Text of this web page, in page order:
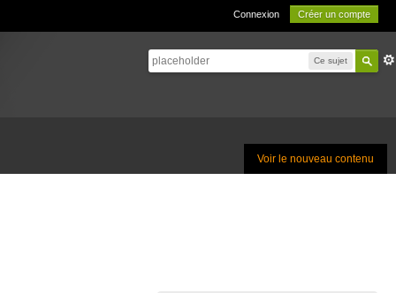
Connexion Créer un compte
Ce sujet
Voir le nouveau contenu